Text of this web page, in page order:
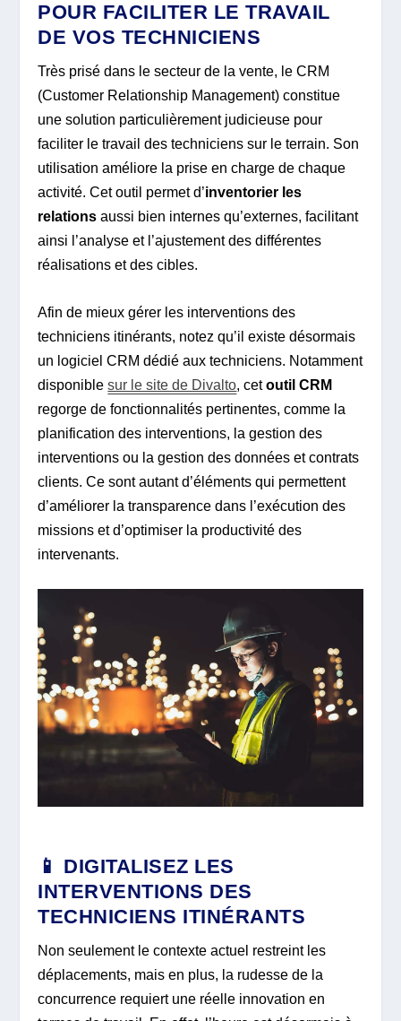
POUR FACILITER LE TRAVAIL
DE VOS TECHNICIENS
Très prisé dans le secteur de la vente, le CRM
(Customer Relationship Management) constitue
une solution particulièrement judicieuse pour
faciliter le travail des techniciens sur le terrain. Son
utilisation améliore la prise en charge de chaque
activité. Cet outil permet d’inventorier les
relations aussi bien internes qu’externes, facilitant
ainsi l’analyse et l’ajustement des différentes
réalisations et des cibles.
Afin de mieux gérer les interventions des
techniciens itinérants, notez qu’il existe désormais
un logiciel CRM dédié aux techniciens. Notamment
disponiblesur le site de Divalto, cetoutil CRM
regorge de fonctionnalités pertinentes, comme la
planification des interventions, la gestion des
interventions ou la gestion des données et contrats
clients. Ce sont autant d’éléments qui permettent
d’améliorer la transparence dans l’exécution des
missions et d’optimiser la productivité des
intervenants.
📱 DIGITALISEZ LES
INTERVENTIONS DES
TECHNICIENS ITINÉRANTS
Non seulement le contexte actuel restreint les
déplacements, mais en plus, la rudesse de la
concurrence requiert une réelle innovation en